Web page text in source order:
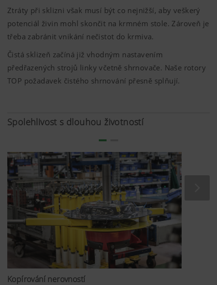
Ztráty při sklizni však musí být co nejnižší, aby veškerý
potenciál živin mohl skončit na krmném stole. Zároveň je
třeba zabránit vnikání nečistot do krmiva.
Čistá sklizeň začíná již vhodným nastavením
předřazených strojů linky včetně shrnovače. Naše rotory
TOP požadavek čistého shrnování přesně splňují.
Spolehlivost s dlouhou životností
Kopírování nerovností